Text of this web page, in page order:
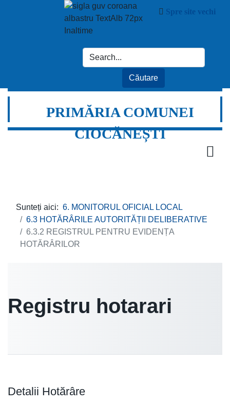
Spre site vechi
PRIMĂRIA COMUNEI
CIOCĂNEȘTI
Sunteți aici: 6. MONITORUL OFICIAL LOCAL
6.3 HOTĂRÂRILE AUTORITĂȚII DELIBERATIVE
6.3.2 REGISTRUL PENTRU EVIDENȚA
HOTĂRÂRILOR
Registru hotarari
Detalii Hotărâre